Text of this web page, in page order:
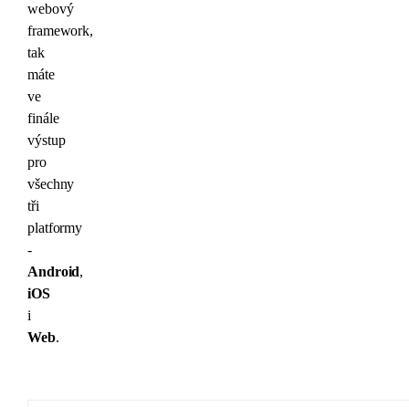
webový
framework,
tak
máte
ve
finále
výstup
pro
všechny
tři
platformy
-
Android,
iOS
i
Web.